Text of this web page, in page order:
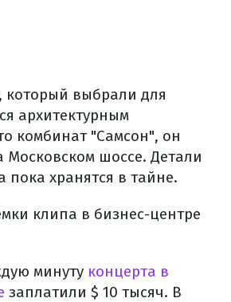
который выбрали для
архитектурным
комбинат "Самсон", он
Московском шоссе. Детали
пока хранятся в тайне.
клипа в бизнес-центре
минуту концерта в
заплатили $ 10 тысяч. В